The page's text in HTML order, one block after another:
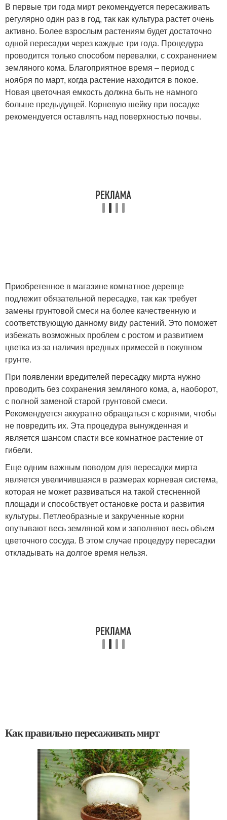
В первые три года мирт рекомендуется пересаживать
регулярно один раз в год, так как культура растет очень
активно. Более взрослым растениям будет достаточно
одной пересадки через каждые три года. Процедура
проводится только способом перевалки, с сохранением
земляного кома. Благоприятное время – период с
ноября по март, когда растение находится в покое.
Новая цветочная емкость должна быть не намного
больше предыдущей. Корневую шейку при посадке
рекомендуется оставлять над поверхностью почвы.
Приобретенное в магазине комнатное деревце
подлежит обязательной пересадке, так как требует
замены грунтовой смеси на более качественную и
соответствующую данному виду растений. Это поможет
избежать возможных проблем с ростом и развитием
цветка из-за наличия вредных примесей в покупном
грунте.
При появлении вредителей пересадку мирта нужно
проводить без сохранения земляного кома, а, наоборот,
с полной заменой старой грунтовой смеси.
Рекомендуется аккуратно обращаться с корнями, чтобы
не повредить их. Эта процедура вынужденная и
является шансом спасти все комнатное растение от
гибели.
Еще одним важным поводом для пересадки мирта
является увеличившаяся в размерах корневая система,
которая не может развиваться на такой стесненной
площади и способствует остановке роста и развития
культуры. Петлеобразные и закрученные корни
опутывают весь земляной ком и заполняют весь объем
цветочного сосуда. В этом случае процедуру пересадки
откладывать на долгое время нельзя.
Как правильно пересаживать мирт